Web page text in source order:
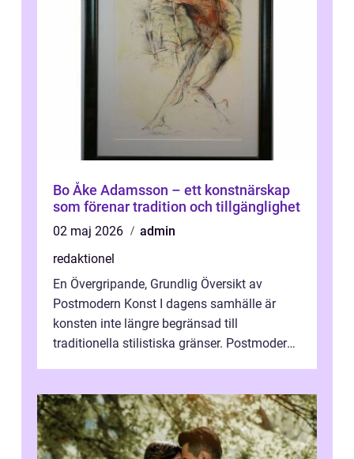
Bo Åke Adamsson – ett konstnärskap
som förenar tradition och tillgänglighet
02 maj 2026
admin
redaktionel
En Övergripande, Grundlig Översikt av
Postmodern Konst I dagens samhälle är
konsten inte längre begränsad till
traditionella stilistiska gränser. Postmodern